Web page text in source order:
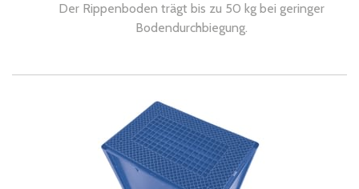
Der Rippenboden trägt bis zu 50 kg bei geringer
Bodendurchbiegung.